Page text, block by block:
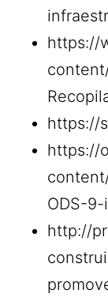
https://
https://
https://
ODS-
http://